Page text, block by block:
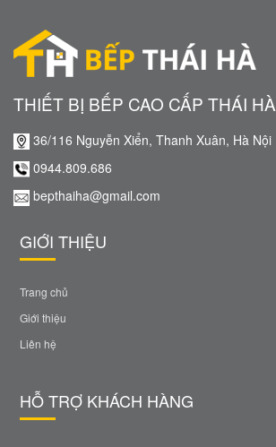
THIẾT BỊ BẾP CAO CẤP THÁI HÀ
36/116 Nguyễn Xiển, Thanh Xuân, Hà Nội
0944.809.686
bepthaiha@gmail.com
GIỚI THIỆU
Trang chủ
Giới thiệu
Liên hệ
HỖ TRỢ KHÁCH HÀNG